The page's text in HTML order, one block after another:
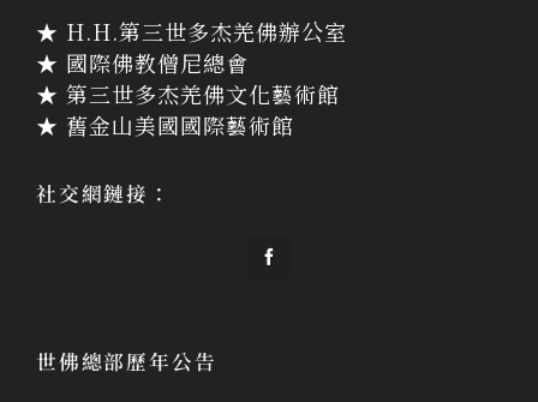
★ H.H.第三世多杰羌佛辦公室
★ 國際佛教僧尼總會
★ 第三世多杰羌佛文化藝術館
★ 舊金山美國國際藝術館
社交網鏈接：
世佛總部歷年公告